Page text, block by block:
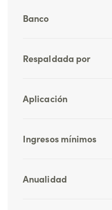
Banco
Respaldada por
Aplicación
Ingresos mínimos
Anualidad